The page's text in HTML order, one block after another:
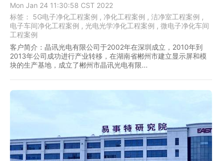
Mon Jan 24 11:30:58 CST 2022
标签： 5G电子净化工程案例 , 净化工程案例 , 洁净室工程案例 ,
电子车间净化工程案例 , 光电光学净化工程案例 , 微电子净化车间
工程案例
客户简介：晶讯光电有限公司于2002年在深圳成立，2010年到
2013年公司成功进行产业转移，在湖南省郴州市建立显示屏和模
块的生产基地，成立了郴州市晶讯光电有限...